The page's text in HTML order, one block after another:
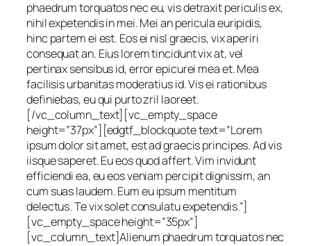
phaedrum torquatos nec eu, vis detraxit periculis ex,
nihil expetendis in mei. Mei an pericula euripidis,
hinc partem ei est. Eos ei nisl graecis, vix aperiri
consequat an. Eius lorem tincidunt vix at, vel
pertinax sensibus id, error epicurei mea et. Mea
facilisis urbanitas moderatius id. Vis ei rationibus
definiebas, eu qui purto zril laoreet.
[/vc_column_text][vc_empty_space
height=”37px”][edgtf_blockquote text=”Lorem
ipsum dolor sit amet, est ad graecis principes. Ad vis
iisque saperet. Eu eos quod affert. Vim invidunt
efficiendi ea, eu eos veniam percipit dignissim, an
cum suas laudem. Eum eu ipsum mentitum
delectus. Te vix solet consulatu expetendis.”]
[vc_empty_space height=”35px”]
[vc_column_text]Alienum phaedrum torquatos nec